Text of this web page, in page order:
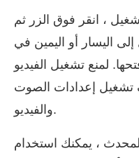
، انقر فوق الزر ثم
اليسار أو اليمين في
لمنع تشغيل الفيديو
تشغيل إعدادات الصوت
والفيديو.
، يمكنك استخدام